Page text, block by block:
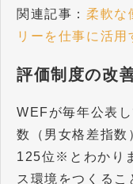
関連記事： 柔軟な
リーを仕事に活用
評価制度の改
WEFが毎年公表
数（男女格差指数
125位※とわかり
ス環境をつくる